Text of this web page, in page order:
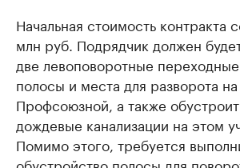
Начальная стоимость контракта
млн руб. Подрядчик должен
две левоповоротные
полосы и места для разворота
Профсоюзной, а также
дождевые канализации на этом
Помимо этого, требуется